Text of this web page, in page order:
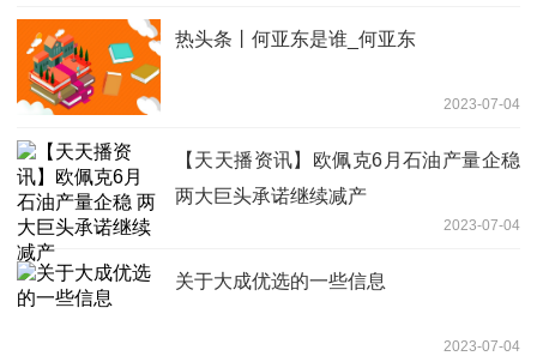
热头条丨何亚东是谁_何亚东
2023-07-04
【天天播资讯】欧佩克6月石油产量企稳
两大巨头承诺继续减产
2023-07-04
关于大成优选的一些信息
2023-07-04